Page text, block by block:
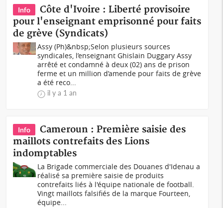
Info
Côte d'Ivoire : Liberté provisoire
pour l'enseignant emprisonné pour faits
de grève (Syndicats)
Assy (Ph)&nbsp;Selon plusieurs sources
syndicales, l’enseignant Ghislain Duggary Assy
arrêté et condamné à deux (02) ans de prison
ferme et un million d’amende pour faits de grève
a été reco...
il y a 1 an
Info
Cameroun : Première saisie des
maillots contrefaits des Lions
indomptables
La Brigade commerciale des Douanes d'Idenau a
réalisé sa première saisie de produits
contrefaits liés à l'équipe nationale de football.
Vingt maillots falsifiés de la marque Fourteen,
équipe...